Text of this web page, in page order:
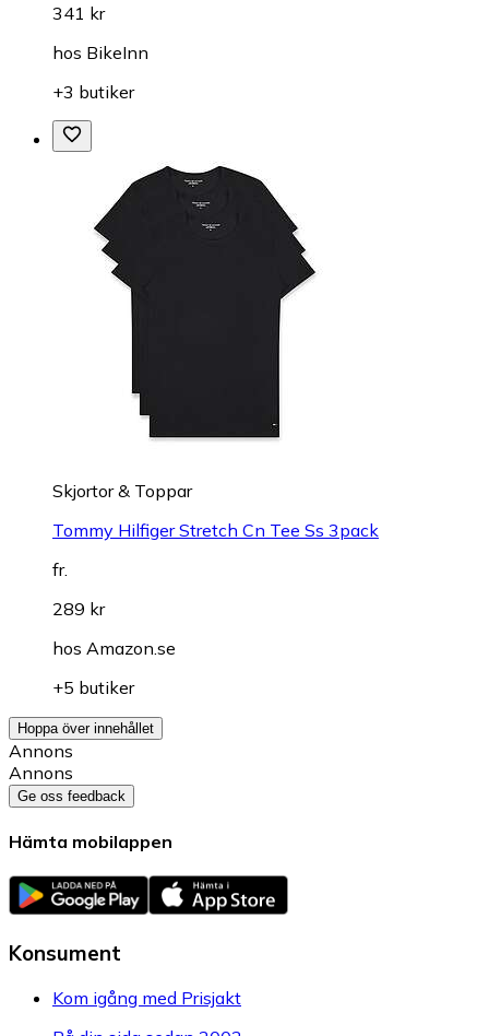
341 kr
hos BikeInn
+3 butiker
Skjortor & Toppar
Tommy Hilfiger Stretch Cn Tee Ss 3pack
fr.
289 kr
hos Amazon.se
+5 butiker
Hoppa över innehållet
Annons
Annons
Ge oss feedback
Hämta mobilappen
Konsument
Kom igång med Prisjakt